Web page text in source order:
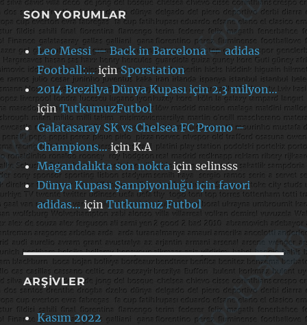
SON YORUMLAR
Leo Messi — Back in Barcelona — adidas
Football:…içinSporstation
2014 Brezilya Dünya Kupası için 2.3 milyon…
içinTutkumuzFutbol
Galatasaray SK vs Chelsea FC Promo –
Champions…içinK.A
Magandalıkta son noktaiçinselinsss
Dünya Kupası Şampiyonluğu için favori
adidas… içinTutkumuz Futbol
ARŞIVLER
Kasım 2022